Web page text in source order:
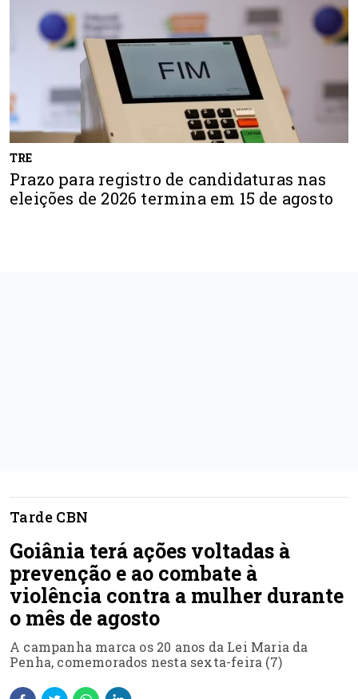
TRE
Prazo para registro de candidaturas nas
eleições de 2026 termina em 15 de agosto
Tarde CBN
Goiânia terá ações voltadas à
prevenção e ao combate à
violência contra a mulher durante
o mês de agosto
A campanha marca os 20 anos da Lei Maria da
Penha, comemorados nesta sexta-feira (7)